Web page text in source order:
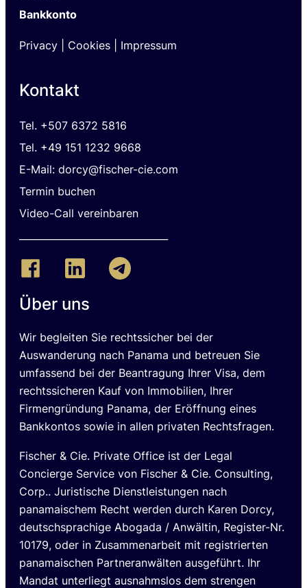
Bankkonto
Privacy Cookies | Impressum
Kontakt
Tel. +507 6372 5816
Tel. +49 151 1232 9668
E-Mail: dorcy@fischer-cie.com
Termin buchen
Video-Call vereinbaren
Über uns
Wir begleiten Sie rechtssicher bei der
Auswanderung nach Panama und betreuen Sie
umfassend bei der Beantragung Ihrer Visa, dem
rechtssicheren Kauf von Immobilien, Ihrer
Firmengründung Panama, der Eröffnung eines
Bankkontos sowie in allen privaten Rechtsfragen.
Fischer & Cie. Private Office ist der Legal
Concierge Service von Fischer & Cie. Consulting,
Corp.. Juristische Dienstleistungen nach
panamaischem Recht werden durch Karen Dorcy,
deutschsprachige Abogada / Anwältin, Register-Nr.
10179, oder in Zusammenarbeit mit registrierten
panamaischen Partneranwälten ausgeführt. Ihr
Mandat unterliegt ausnahmslos dem strengen